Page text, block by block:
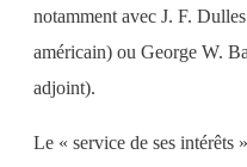
notamment avec J. F.
américain) ou George W.
adjoint).
Le « service de ses intérêts